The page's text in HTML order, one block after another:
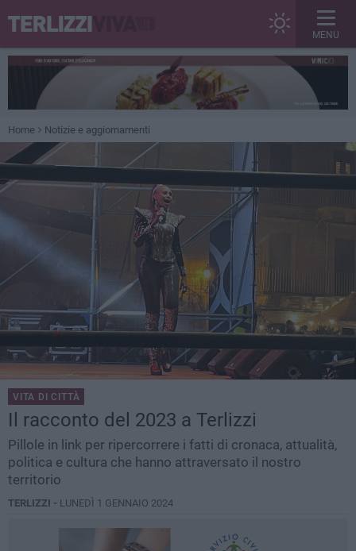
MENU
Home Notizie e aggiornamenti
VITA DI CITTÀ
Il racconto del 2023 a Terlizzi
Pillole in link per ripercorrere i fatti di cronaca, attualità,
politica e cultura che hanno attraversato il nostro
territorio
TERLIZZI - LUNEDÌ 1 GENNAIO 2024